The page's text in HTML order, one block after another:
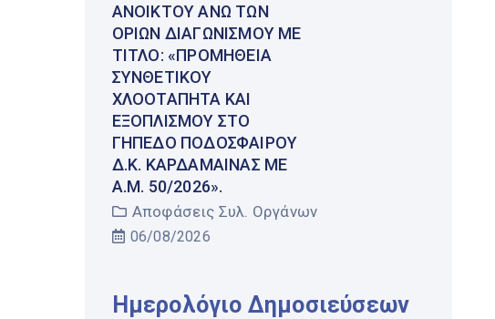
ΑΝΟΙΚΤΟΎ ΆΝΩ ΤΩΝ
ΟΡΊΩΝ ΔΙΑΓΩΝΙΣΜΟΎ ΜΕ
ΤΊΤΛΟ: «ΠΡΟΜΉΘΕΙΑ
ΣΥΝΘΕΤΙΚΟΎ
ΧΛΟΟΤΆΠΗΤΑ ΚΑΙ
ΕΞΟΠΛΙΣΜΟΎ ΣΤΟ
ΓΉΠΕΔΟ ΠΟΔΟΣΦΑΊΡΟΥ
Δ.Κ. ΚΑΡΔΆΜΑΙΝΑΣ ΜΕ
Α.Μ. 50/2026».
Αποφάσεις Συλ. Οργάνων
06/08/2026
Ημερολόγιο Δημοσιεύσεων